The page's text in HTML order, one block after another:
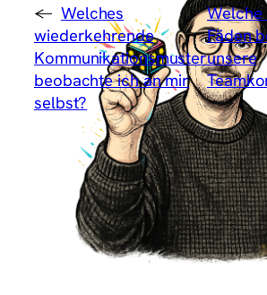
← Welches
wiederkehrende
Kommunikationsmuster
beobachte ich an mir
selbst?
Welche
Fäden
unsere
→